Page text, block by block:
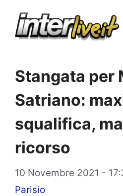
Stangata per
Satriano:
squalifica,
ricorso
10 Novembre 2021 -
Parisio